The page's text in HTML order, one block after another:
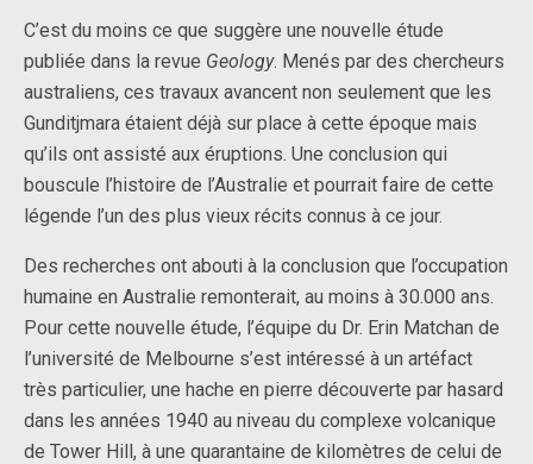
C’est du moins ce que suggère une nouvelle étude
publiée dans la revue Geology. Menés par des chercheurs
australiens, ces travaux avancent non seulement que les
Gunditjmara étaient déjà sur place à cette époque mais
qu’ils ont assisté aux éruptions. Une conclusion qui
bouscule l’histoire de l’Australie et pourrait faire de cette
légende l’un des plus vieux récits connus à ce jour.
Des recherches ont abouti à la conclusion que l’occupation
humaine en Australie remonterait, au moins à 30.000 ans.
Pour cette nouvelle étude, l’équipe du Dr. Erin Matchan de
l’université de Melbourne s’est intéressé à un artéfact
très particulier, une hache en pierre découverte par hasard
dans les années 1940 au niveau du complexe volcanique
de Tower Hill, à une quarantaine de kilomètres de celui de